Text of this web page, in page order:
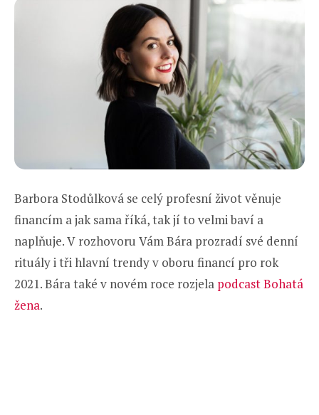
Barbora Stodůlková se celý profesní život věnuje
financím a jak sama říká, tak jí to velmi baví a
naplňuje. V rozhovoru Vám Bára prozradí své denní
rituály i tři hlavní trendy v oboru financí pro rok
2021. Bára také v novém roce rozjela podcast Bohatá
žena.